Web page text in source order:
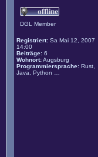
DGL Member
Registriert: Sa Mai 12, 2007
14:00
Beiträge: 6
Wohnort:Augsburg
Programmiersprache: Rust,
Java, Python …